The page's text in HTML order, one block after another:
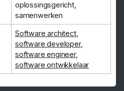
oplossingsgericht,
samenwerken
Software architect,
software developer,
software engineer,
software ontwikkelaar